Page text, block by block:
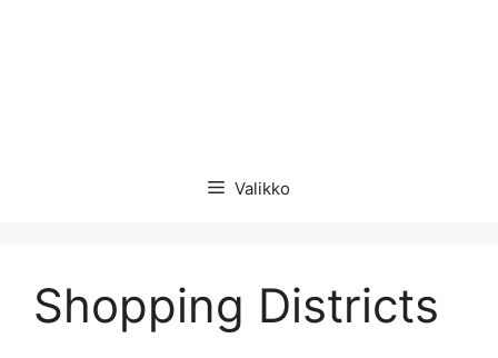
Valikko
Shopping Districts